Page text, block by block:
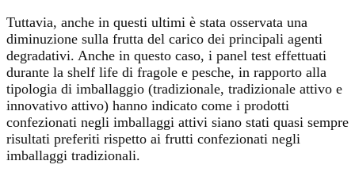
Tuttavia, anche in questi ultimi è stata osservata una
diminuzione sulla frutta del carico dei principali agenti
degradativi. Anche in questo caso, i panel test effettuati
durante la shelf life di fragole e pesche, in rapporto alla
tipologia di imballaggio (tradizionale, tradizionale attivo e
innovativo attivo) hanno indicato come i prodotti
confezionati negli imballaggi attivi siano stati quasi sempre
risultati preferiti rispetto ai frutti confezionati negli
imballaggi tradizionali.